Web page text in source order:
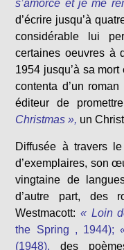
s’amorce et je me
d’écrire jusqu’à
considérable lui
certaines oeuvres à
1954 jusqu’à sa
contenta d’un
éditeur de
Christmas », un
Diffusée à travers
d’exemplaires, son
vingtaine de
d’autre part, des
Westmacott: « Loin
the Spring , 1944);
(1948),
des